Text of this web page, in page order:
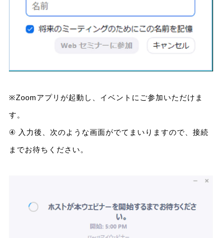
※Zoomアプリが起動し、イベントにご参加いただけま
す。
④ 入力後、次のような画面がでてまいりますので、接続
までお待ちください。